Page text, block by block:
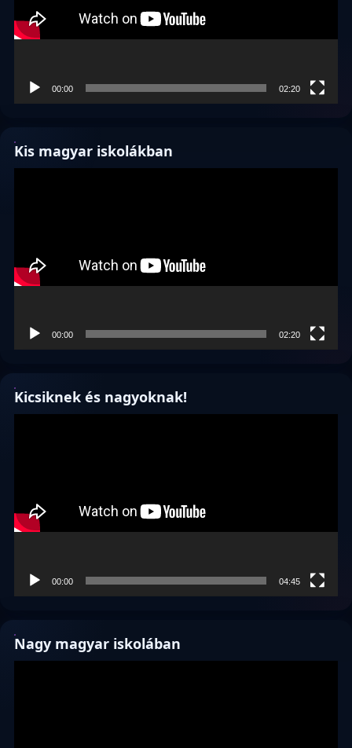
00:00 02:20
Kis magyar iskolákban
00:00 02:20
Kicsiknek és nagyoknak!
00:00 04:45
Nagy magyar iskolában